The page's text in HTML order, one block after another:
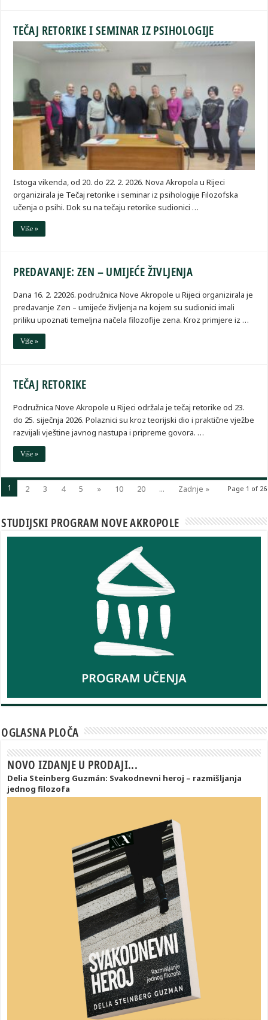
TEČAJ RETORIKE I SEMINAR IZ PSIHOLOGIJE
Istoga vikenda, od 20. do 22. 2. 2026. Nova Akropola u Rijeci
organizirala je Tečaj retorike i seminar iz psihologije Filozofska
učenja o psihi. Dok su na tečaju retorike sudionici …
Više »
PREDAVANJE: ZEN – UMIJEĆE ŽIVLJENJA
Dana 16. 2. 22026. podružnica Nove Akropole u Rijeci organizirala je
predavanje Zen – umijeće življenja na kojem su sudionici imali
priliku upoznati temeljna načela filozofije zena. Kroz primjere iz …
Više »
TEČAJ RETORIKE
Podružnica Nove Akropole u Rijeci održala je tečaj retorike od 23.
do 25. siječnja 2026. Polaznici su kroz teorijski dio i praktične vježbe
razvijali vještine javnog nastupa i pripreme govora. …
Više »
Page 1 of 26
1 2 3 4 5 » 10 20 ... Zadnje »
STUDIJSKI PROGRAM NOVE AKROPOLE
OGLASNA PLOČA
NOVO IZDANJE U PRODAJI...
Delia Steinberg Guzmán: Svakodnevni heroj – razmišljanja
jednog filozofa